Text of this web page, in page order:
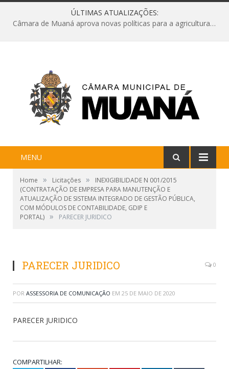
ÚLTIMAS ATUALIZAÇÕES:
Câmara de Muaná aprova novas políticas para a agricultura e solicita reforma da Ponte do Reduto
MENU
Home » Licitações »
INEXIGIBILIDADE N 001/2015
(CONTRATAÇÃO DE EMPRESA PARA MANUTENÇÃO E
ATUALIZAÇÃO DE SISTEMA INTEGRADO DE GESTÃO PÚBLICA,
COM MÓDULOS DE CONTABILIDADE, GDIP E
PORTAL) » PARECER JURIDICO
PARECER JURIDICO 0
POR ASSESSORIA DE COMUNICAÇÃO EM 25 DE MAIO DE 2020
PARECER JURIDICO
COMPARTILHAR: